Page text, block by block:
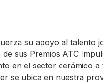
su apoyo al talento
sus Premios ATC
en el sector cerámico a
se ubica en nuestra